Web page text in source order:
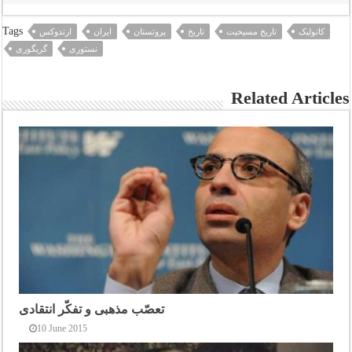
Tags ارتدوکس ایران پروتستان تاریخ تاریخ مسیحیت
کاتولیک
گريگوری
نستوری
Related Articles
تعصّب مذهبی و تفکّر انتقادی
10 June 2015